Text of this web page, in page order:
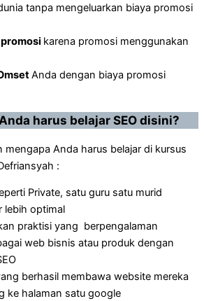
tanpa mengeluarkan biaya promosi
karena promosi menggunakan
Anda dengan biaya promosi
harus belajar SEO disini?
mengapa Anda harus belajar di kursus
:
Private, satu guru satu murid
lebih optimal
praktisi yang berpengalaman
web bisnis atau produk dengan
berhasil membawa website mereka
ke halaman satu google